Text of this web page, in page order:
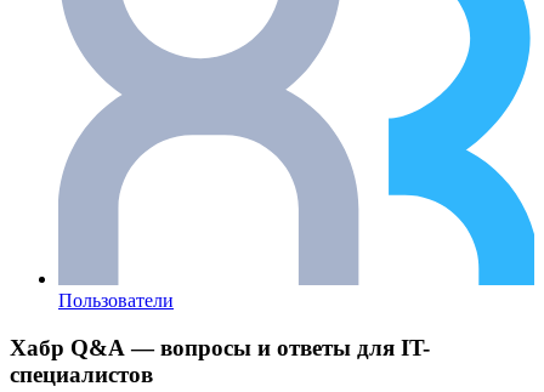
Пользователи
Хабр Q&A — вопросы и ответы для IT-
специалистов